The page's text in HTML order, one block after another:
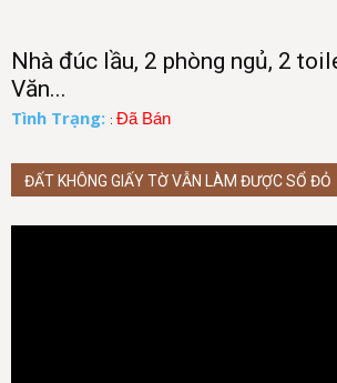
Nhà đúc lầu, 2 phòng ngủ, 2
Văn...
Tình Trạng: : Đã Bán
ĐẤT KHÔNG GIẤY TỜ VẪN LÀM ĐƯỢC SỔ ĐỎ